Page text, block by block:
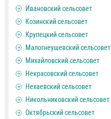
Ивановский сельсовет
Козинский сельсовет
Крупецкий сельсовет
Малогнеушевский сельсовет
Михайловский сельсовет
Некрасовский сельсовет
Нехаевский сельсовет
Никольниковский сельсовет
Октябрьский сельсовет